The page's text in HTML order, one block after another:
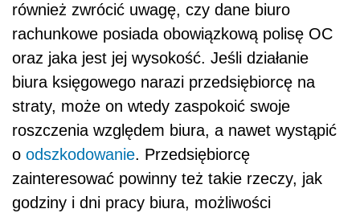
również zwrócić uwagę, czy dane biuro
rachunkowe posiada obowiązkową polisę OC
oraz jaka jest jej wysokość. Jeśli działanie
biura księgowego narazi przedsiębiorcę na
straty, może on wtedy zaspokoić swoje
roszczenia względem biura, a nawet wystąpić
o odszkodowanie. Przedsiębiorcę
zainteresować powinny też takie rzeczy, jak
godziny i dni pracy biura, możliwości